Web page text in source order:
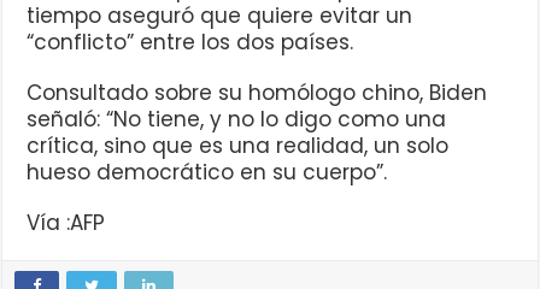
tiempo aseguró que quiere evitar un
“conflicto” entre los dos países.
Consultado sobre su homólogo chino, Biden
señaló: “No tiene, y no lo digo como una
crítica, sino que es una realidad, un solo
hueso democrático en su cuerpo”.
Vía :AFP